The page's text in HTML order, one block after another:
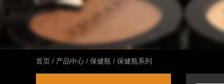
首页 / 产品中心 / 保健瓶 / 保健瓶系列